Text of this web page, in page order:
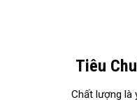
Tiêu
Chất lượng là